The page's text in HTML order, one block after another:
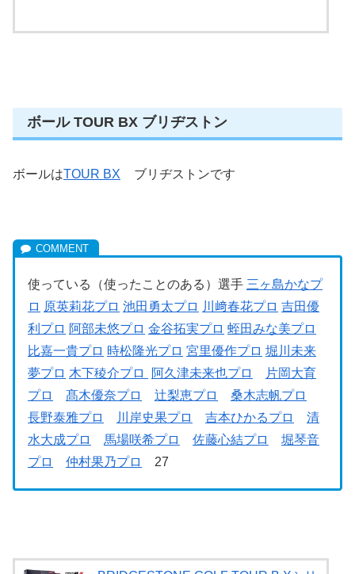
ボール TOUR BX ブリヂストン
ボールはTOUR BX ブリヂストンです
使っている（使ったことのある）選手 三ヶ島かなプ
ロ 原英莉花プロ 池田勇太プロ 川﨑春花プロ 吉田優
利プロ 阿部未悠プロ 金谷拓実プロ 蛭田みな美プロ
比嘉一貴プロ 時松隆光プロ 宮里優作プロ 堀川未来
夢プロ 木下稜介プロ 阿久津未来也プロ
片岡大育
プロ
髙木優奈プロ 辻梨恵プロ
桑木志帆プロ
長野泰雅プロ
川岸史果プロ 吉本ひかるプロ
清
水大成プロ
馬場咲希プロ 佐藤心結プロ
堀琴音
プロ
仲村果乃プロ 27